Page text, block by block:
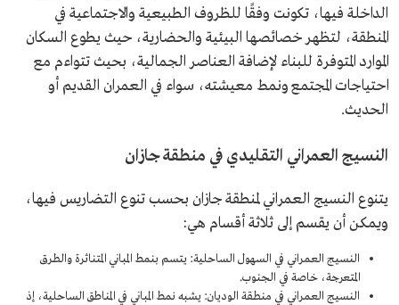
الداخلة فيها، تكونت وفقًا للظروف الطبيعية والاجتماعية في
المنطقة، لتظهر خصائصها البيئية والحضارية، حيث يطوع السكان
الموارد المتوفرة للبناء لإضافة العناصر الجمالية، بحيث تتواءم مع
احتياجات المجتمع ونمط معيشته، سواء في العمران القديم أو
الحديث.
النسيج العمراني التقليدي في منطقة جازان
يتنوع النسيج العمراني لمنطقة جازان بحسب تنوع التضاريس فيها،
ويمكن أن يقسم إلى ثلاثة أقسام هي:
النسيج العمراني في السهول الساحلية: يتسم بنمط المباني المتناثرة والطرق
المتعرجة، خاصة في الجنوب.
النسيج العمراني في منطقة الوديان: يشبه نمط المباني في المناطق الساحلية، إذ